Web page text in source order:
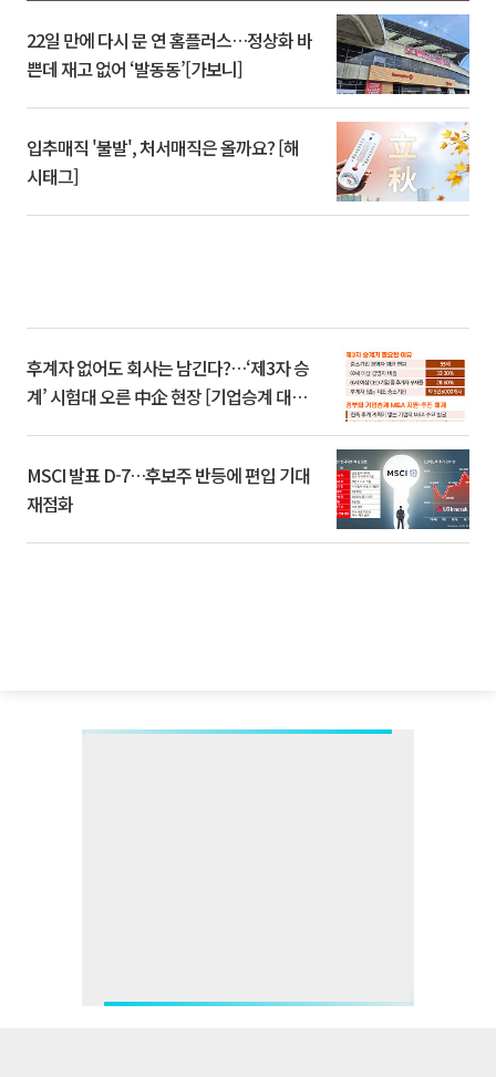
22일 만에 다시 문 연 홈플러스…정상화 바
쁜데 재고 없어 ‘발동동’[가보니]
입추매직 '불발', 처서매직은 올까요? [해
시태그]
후계자 없어도 회사는 남긴다?…‘제3자 승
계’ 시험대 오른 中企 현장 [기업승계 대전
MSCI 발표 D-7…후보주 반등에 편입 기대
재점화